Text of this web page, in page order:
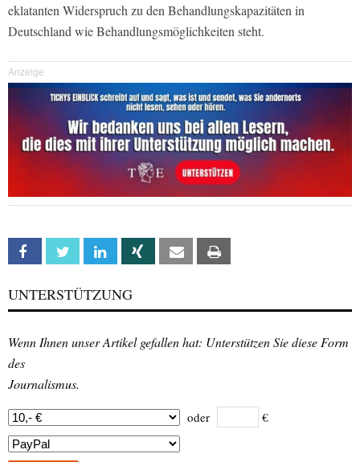
eklatanten Widerspruch zu den Behandlungskapazitäten in
Deutschland wie Behandlungsmöglichkeiten steht.
Anzeige
Facebook Twitter Linkedin Xing Email
UNTERSTÜTZUNG
Wenn Ihnen unser Artikel gefallen hat: Unterstützen Sie diese Form
des
Journalismus.
oder €